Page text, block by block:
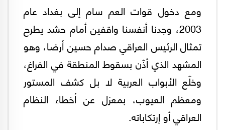
ومع دخول قوات العم سام إلى بغداد عام
2003، وجدنا أنفسنا واقفين أمام حشد يطرح
تمثال الرئيس العراقي صدام حسين أرضا، وهو
المشهد الذي أذّن بسقوط المنطقة في الفراغ،
وخلّع الأبواب العربية لا بل كشف المستور
ومعظم العيوب، بمعزل عن أخطاء النظام
العراقي أو إرتكاباته.